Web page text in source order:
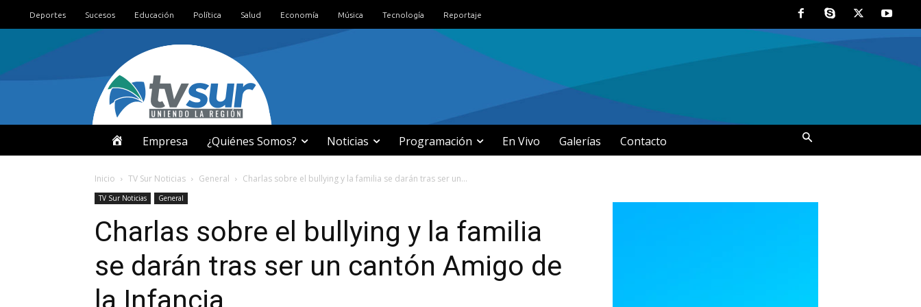
Deportes Sucesos Educación Política Salud Economía Música Tecnología Reportaje
N
I
C
I
Empresa ¿Quiénes Somos? Noticias Programación En Vivo Galerías Contacto
Inicio TV Sur Noticias General Charlas sobre el bullying y la familia se darán tras ser un...
TV Sur Noticias General
Charlas sobre el bullying y la familia
se darán tras ser un cantón Amigo de
la Infancia